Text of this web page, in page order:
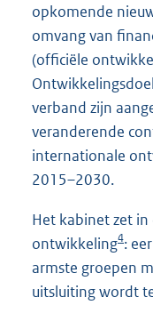
opkomende
omvang van
(officiële
verband zijn
veranderende
internationale
2015–2030.
Het kabinet zet in
ontwikkeling4:
armste groepen
uitsluiting wordt